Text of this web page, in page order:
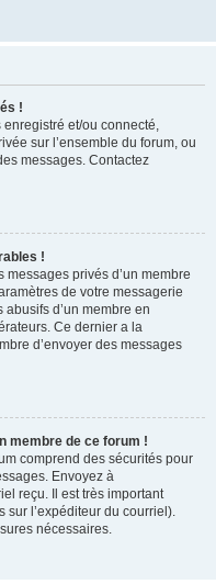
!
enregistré et/ou connecté,
sur l’ensemble du forum, ou
messages. Contactez
!
privés d’un membre
de votre messagerie
d’un membre en
Ce dernier a la
d’envoyer des messages
membre de ce forum !
comprend des sécurités pour
Envoyez à
reçu. Il est très important
sur l’expéditeur du courriel).
nécessaires.